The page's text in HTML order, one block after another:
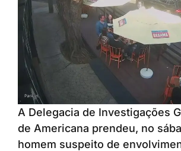
A Delegacia de Investigações
de Americana prendeu, no
homem suspeito de